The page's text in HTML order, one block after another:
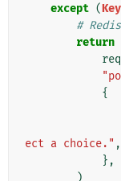
except (
#
return
{
ect a choice." ,
},
)